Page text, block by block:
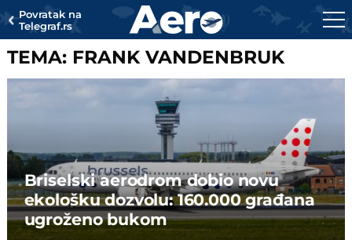
Povratak na
Telegraf.rs
TEMA: FRANK VANDENBRUK
Briselski aerodrom dobio novu
ekološku dozvolu: 160.000 građana
ugroženo bukom